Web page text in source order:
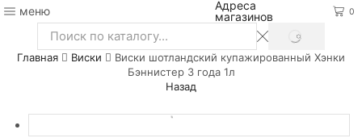
меню
Адреса
магазинов
0
Search
input
SEARCH
Главная Виски
Виски шотландский купажированный Хэнки
Бэннистер 3 года 1л
Назад